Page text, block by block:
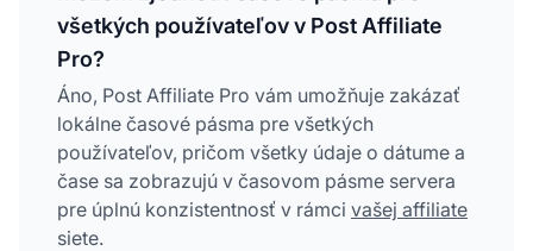
všetkých používateľov v Post Affiliate
Pro?
Áno, Post Affiliate Pro vám umožňuje zakázať
lokálne časové pásma pre všetkých
používateľov, pričom všetky údaje o dátume a
čase sa zobrazujú v časovom pásme servera
pre úplnú konzistentnosť v rámci vašej affiliate
siete.